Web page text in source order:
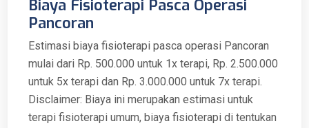
Biaya Fisioterapi Pasca Operasi
Pancoran
Estimasi biaya fisioterapi pasca operasi Pancoran
mulai dari Rp. 500.000 untuk 1x terapi, Rp. 2.500.000
untuk 5x terapi dan Rp. 3.000.000 untuk 7x terapi.
Disclaimer: Biaya ini merupakan estimasi untuk
terapi fisioterapi umum, biaya fisioterapi di tentukan